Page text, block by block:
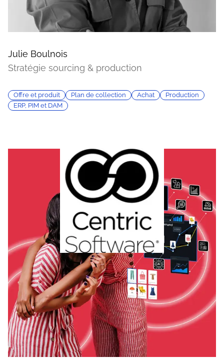
Julie Boulnois
Stratégie sourcing & production
Offre et produit Plan de collection Achat
Production
ERP, PIM et DAM